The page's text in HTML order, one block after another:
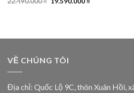
VỀ CHÚNG TÔI
Địa chỉ: Quốc Lộ 9C, thôn Xuân Hồi,